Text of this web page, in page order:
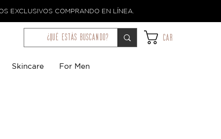
EXCLUSIVOS COMPRANDO EN LÍNEA.
¿qué estás buscando? Car
Skincare For Men